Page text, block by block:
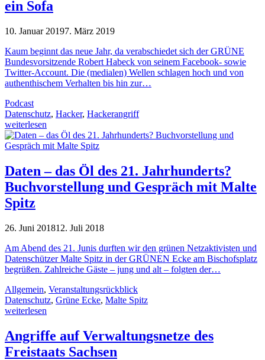
ein Sofa
10. Januar 20197. März 2019
Kaum beginnt das neue Jahr, da verabschiedet sich der GRÜNE
Bundesvorsitzende Robert Habeck von seinem Facebook- sowie
Twitter-Account. Die (medialen) Wellen schlagen hoch und von
authenthischem Verhalten bis hin zur…
Podcast
Datenschutz, Hacker, Hackerangriff
weiterlesen
Daten – das Öl des 21. Jahrhunderts?
Buchvorstellung und Gespräch mit Malte
Spitz
26. Juni 201812. Juli 2018
Am Abend des 21. Junis durften wir den grünen Netzaktivisten und
Datenschützer Malte Spitz in der GRÜNEN Ecke am Bischofsplatz
begrüßen. Zahlreiche Gäste – jung und alt – folgten der…
Allgemein, Veranstaltungsrückblick
Datenschutz, Grüne Ecke, Malte Spitz
weiterlesen
Angriffe auf Verwaltungsnetze des
Freistaats Sachsen